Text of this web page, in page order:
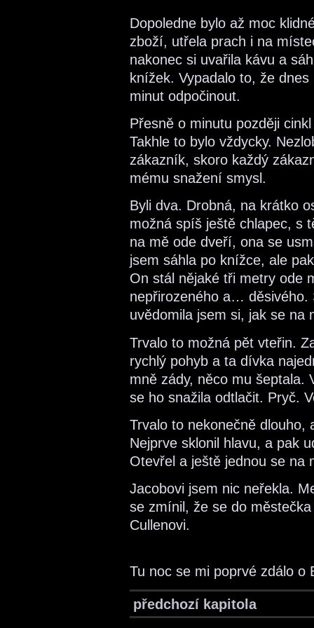
Dopoledne bylo až moc
zboží, utřela prach i na
nakonec si uvařila kávu a
knížek. Vypadalo to, že
minut odpočinout.
Přesně o minutu později
Takhle to bylo vždycky.
zákazník, skoro každý
mému snažení smysl.
Byli dva. Drobná, na krátko
možná spíš ještě chlapec, s
na mě ode dveří, ona se
jsem sáhla po knížce, ale
On stál nějaké tři metry ode
nepřirozeného a… děsivého.
uvědomila jsem si, jak se na
Trvalo to možná pět vteřin.
rychlý pohyb a ta dívka
mně zády, něco mu šeptala.
se ho snažila odtlačit. Pryč.
Trvalo to nekonečně dlouho,
Nejprve sklonil hlavu, a pak
Otevřel a ještě jednou se na
Jacobovi jsem nic neřekla.
se zmínil, že se do
Cullenovi.
Tu noc se mi poprvé zdálo o
předchozí kapitola